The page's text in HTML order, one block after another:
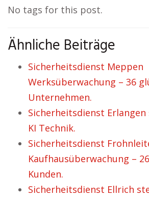
No tags for this post.
Ähnliche Beiträge
Sicherheitsdienst Meppen
Werksüberwachung – 36
Unternehmen.
Sicherheitsdienst
KI Technik.
Sicherheitsdienst
Kaufhausüberwachung –
Kunden.
Sicherheitsdienst Ellrich